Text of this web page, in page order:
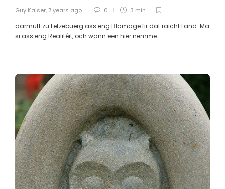
Guy Kaiser, 7 years ago 0 3 min
aarmutt zu Lëtzebuerg ass eng Blamage fir dat räicht Land. Ma
si ass eng Realitéit, och wann een hier nëmme...